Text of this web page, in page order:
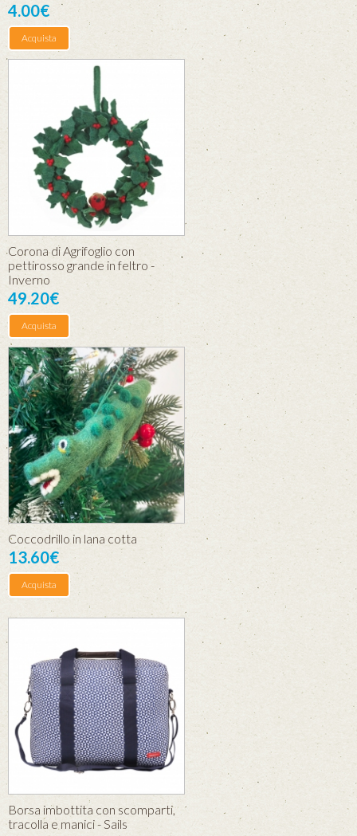
4.00€
Acquista
Corona di Agrifoglio con
pettirosso grande in feltro -
Inverno
49.20€
Acquista
Coccodrillo in lana cotta
13.60€
Acquista
Borsa imbottita con scomparti,
tracolla e manici - Sails